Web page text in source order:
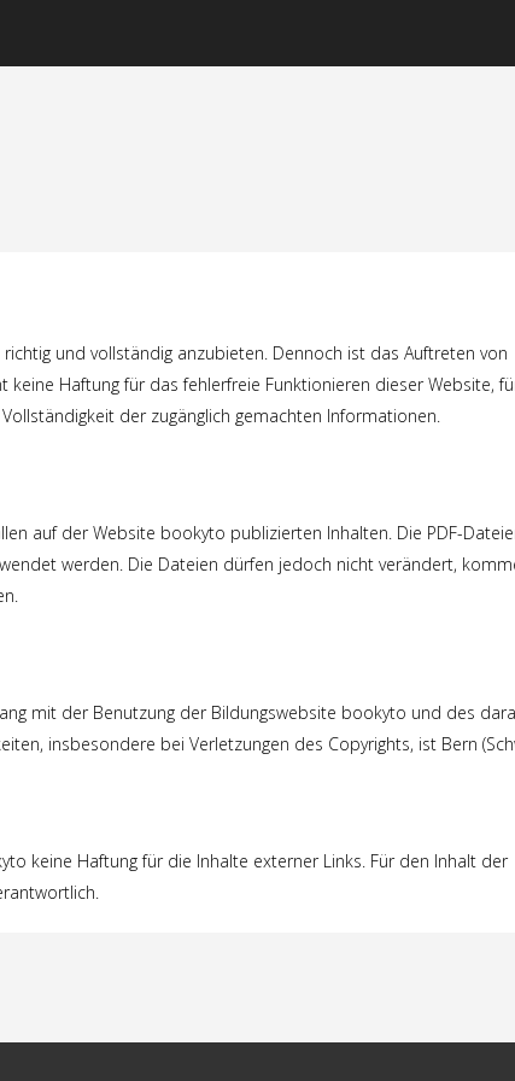
und vollständig anzubieten. Dennoch ist das Auftreten von
Haftung für das fehlerfreie Funktionieren dieser Website,
der zugänglich gemachten Informationen.
auf der Website bookyto publizierten Inhalten. Die PDF-
werden. Die Dateien dürfen jedoch nicht verändert,
mit der Benutzung der Bildungswebsite bookyto und des
insbesondere bei Verletzungen des Copyrights, ist Bern
keine Haftung für die Inhalte externer Links. Für den Inhalt der